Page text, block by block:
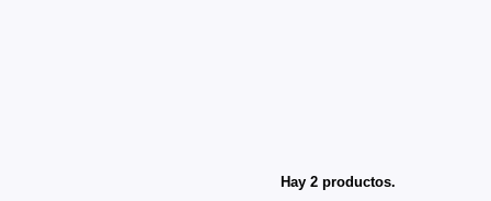
Hay 2 productos.